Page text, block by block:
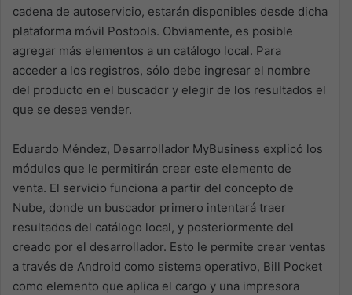
cadena de autoservicio, estarán disponibles desde dicha
plataforma móvil Postools. Obviamente, es posible
agregar más elementos a un catálogo local. Para
acceder a los registros, sólo debe ingresar el nombre
del producto en el buscador y elegir de los resultados el
que se desea vender.
Eduardo Méndez, Desarrollador MyBusiness explicó los
módulos que le permitirán crear este elemento de
venta. El servicio funciona a partir del concepto de
Nube, donde un buscador primero intentará traer
resultados del catálogo local, y posteriormente del
creado por el desarrollador. Esto le permite crear ventas
a través de Android como sistema operativo, Bill Pocket
como elemento que aplica el cargo y una impresora